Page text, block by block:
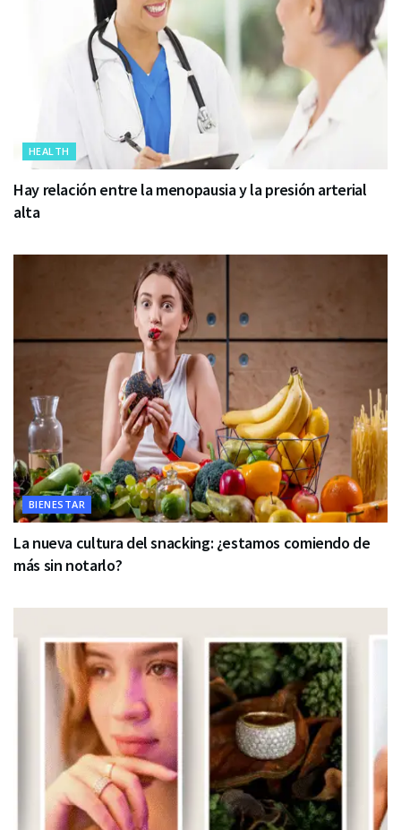
HEALTH
Hay relación entre la menopausia y la presión arterial
alta
BIENESTAR
La nueva cultura del snacking: ¿estamos comiendo de
más sin notarlo?